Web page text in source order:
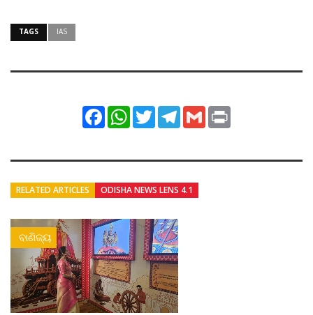
TAGS IAS
FacebookWhatsApp
TwitterTelegram
Gmail
RELATED ARTICLES ODISHA NEWS LENS 4.1
ବାଣିଜ୍ୟ